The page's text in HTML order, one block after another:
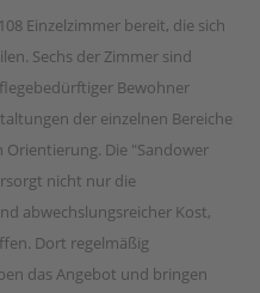
Einzelzimmer bereit, die sich
Sechs der Zimmer sind
Bewohner
der einzelnen Bereiche
Die "Sandower
nicht nur die
abwechslungsreicher Kost,
Dort regelmäßig
das Angebot und bringen